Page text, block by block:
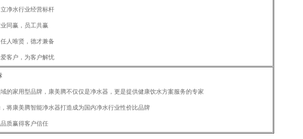
净水行业经营标杆
同赢，员工共赢
人唯贤，德才兼备
客户，为客户解忧
的家用型品牌，康美腾不仅仅是净水器，更是提供健康饮水方案服务的专家
将康美腾智能净水器打造成为国内净水行业性价比品牌
质赢得客户信任